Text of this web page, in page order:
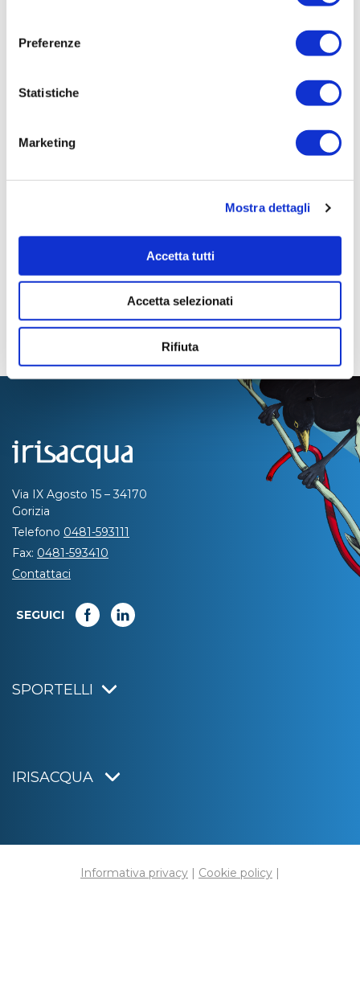
Preferenze
Statistiche
Marketing
Mostra dettagli
Accetta tutti
Accetta selezionati
Rifiuta
7798,6400
pronta
0
Pagina aggiornata il 04/08/2020
Via IX Agosto 15 – 34170
Gorizia
Telefono 0481-593111
Fax: 0481-593410
Contattaci
SEGUICI
SPORTELLI
IRISACQUA
Informativa privacy | Cookie policy |